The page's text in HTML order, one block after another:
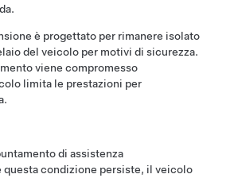
è progettato per rimanere isolato
del veicolo per motivi di sicurezza.
viene compromesso
limita le prestazioni per
di assistenza
questa condizione persiste, il veicolo